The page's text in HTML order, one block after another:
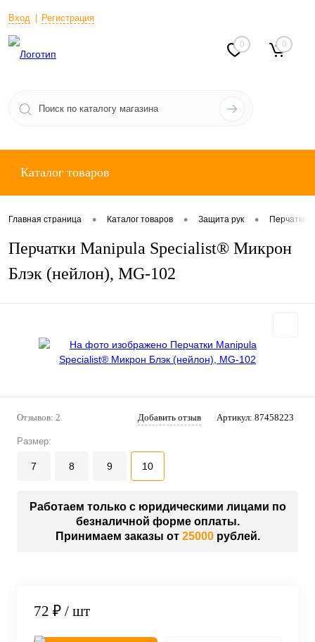
Вход Регистрация
0 0
Каталог товаров
Главная страница • Каталог товаров • Защита рук • Перчатки
Перчатки Manipula Specialist® Микрон
Блэк (нейлон), MG-102
Отзывов: 2 Добавить отзыв Артикул: 87458223
Размер:
7 8 9 10
Работаем только с юридическими лицами по
безналичной форме оплаты.
Принимаем заказы от 25000рублей.
72 ₽ / шт